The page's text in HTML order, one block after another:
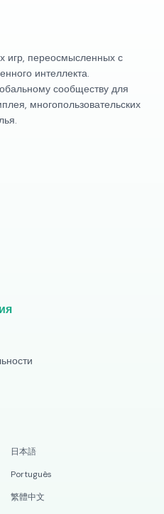
игр, переосмысленных с
интеллекта.
сообществу для
многопользовательских
日本語
Português
繁體中文